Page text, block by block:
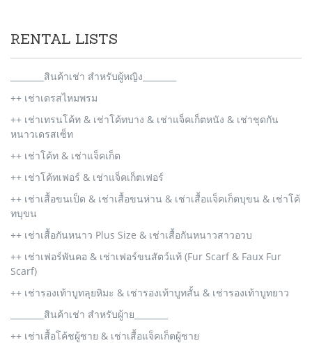
RENTAL LISTS
________สินค้าเช่า สำหรับผู้หญิง________
++ เช่าเดรสไหมพรม
++ เช่าเทรนโค้ท & เช่าโค้ทบาง & เช่าแจ็คเก็ตหนัง & เช่าชุดกัน
หนาวเดรสเซ็ท
++ เช่าโค้ท & เช่าแจ็คเก็ต
++ เช่าโค้ทเฟอร์ & เช่าแจ็คเก็ตเฟอร์
++ เช่าเสื้อขนเป็ด & เช่าเสื้อขนห่าน & เช่าเสื้อแจ็คเก็ตบุขน & เช่าโค้
ทบุขน
++ เช่าเสื้อกันหนาว Plus Size & เช่าเสื้อกันหนาวสาวอวบ
++ เช่าเฟอร์พันคอ & เช่าเฟอร์ขนสัตว์แท้ (Fur Scarf & Faux Fur
Scarf)
++ เช่ารองเท้าบูทลุยหิมะ & เช่ารองเท้าบูทสั้น & เช่ารองเท้าบูทยาว
________สินค้าเช่า สำหรับผู้าย________
++ เช่าเสื้อโค้ชผู้ชาย & เช่าเสื้อแจ็คเก็ตผู้ชาย